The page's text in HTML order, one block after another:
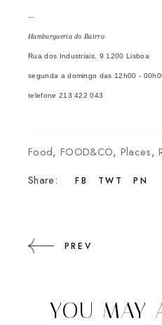
—
Hamburgueria do Bairro
Rua dos Industriais, 9 1200 Lisboa
segunda a domingo das 12h00 -
telefone 213 422 043
Food, FOOD&CO, Places,
Share:
FB TWT PN
PREV
YOU MAY